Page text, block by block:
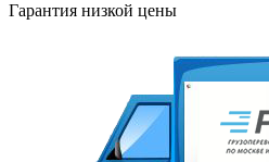
Гарантия низкой цены